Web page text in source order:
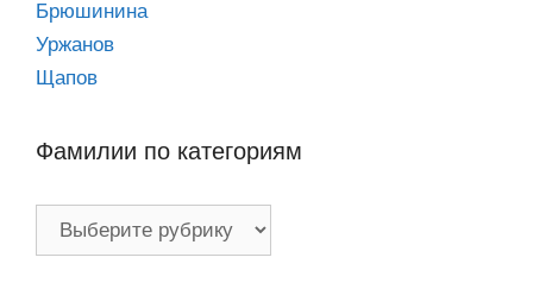
Брюшинина
Уржанов
Щапов
Фамилии по категориям
Фамилии